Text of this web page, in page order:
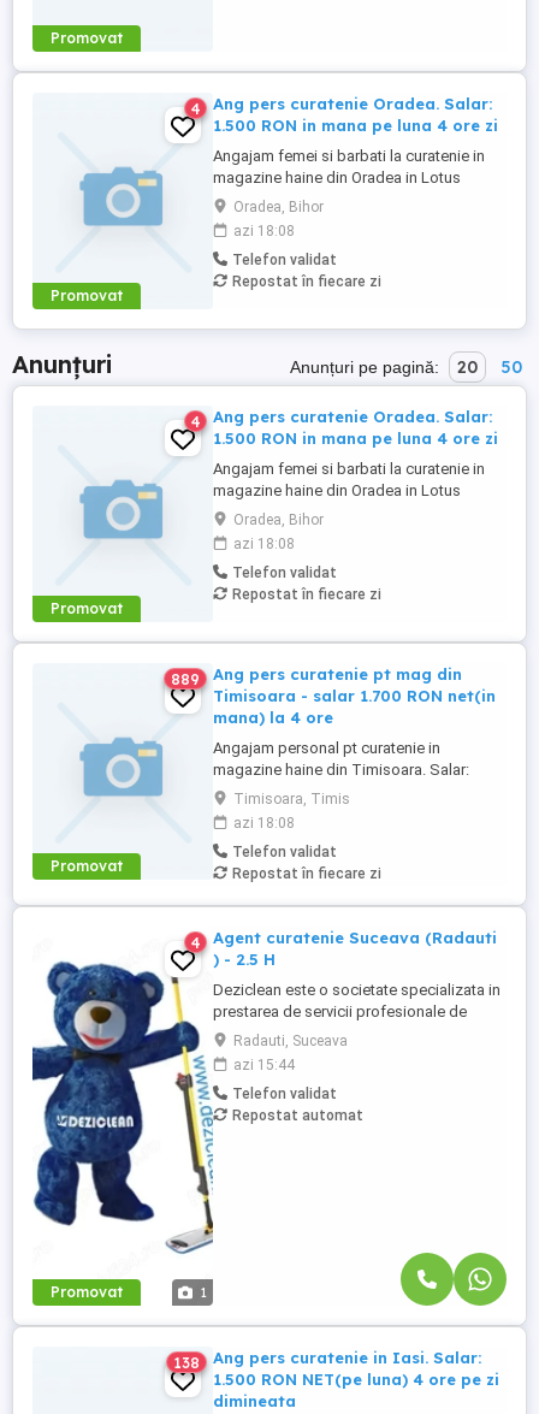
Promovat
Promovat
4
Ang pers curatenie Oradea. Salar:
1.500 RON in mana pe luna 4 ore zi
Angajam femei si barbati la curatenie in
magazine haine din Oradea in Lotus
Mall(cartierul Nufarul). Salar: 1.500 RON
NET(in mana) pe luna. Program lucru 4
ore(intre orele 7-11 dimineata), cu contract
munca. Solicitam si oferim seriozitate.
Informatii doar la telefon.
Oradea, Bihor
azi 18:08
Telefon validat
Repostat în fiecare zi
Anunțuri Anunțuri pe pagină: 20 50
Promovat
4
Ang pers curatenie Oradea. Salar:
1.500 RON in mana pe luna 4 ore zi
Angajam femei si barbati la curatenie in
magazine haine din Oradea in Lotus
Mall(cartierul Nufarul). Salar: 1.500 RON
NET(in mana) pe luna. Program lucru 4
ore(intre orele 7-11 dimineata), cu contract
munca. Solicitam si oferim seriozitate.
Informatii doar la telefon.
Oradea, Bihor
azi 18:08
Telefon validat
Repostat în fiecare zi
Promovat
889
Ang pers curatenie pt mag din
Timisoara - salar 1.700 RON net(in
mana) la 4 ore
Angajam personal pt curatenie in
magazine haine din Timisoara. Salar:
1.700 RON NET(in mana). Program lucru 4
ore(intre orele 7-11 sau 8-12 dimineata)
doar cu contract munca. Pot fi si studenti.
Solicitam si oferim seriozitate. Informatii
DOAR la telefon.
Timisoara, Timis
azi 18:08
Telefon validat
Repostat în fiecare zi
Promovat 1
4
Agent curatenie Suceava (Radauti
) - 2.5 H
Deziclean este o societate specializata in
prestarea de servicii profesionale de
curatenie. Compania noastra asigura
servicii de curatenie in aproape toate
orasele mari din România. Angajam agenti
de curatenie pentru institutii bancare
(persoane pensionare sau care mai
Radauti, Suceava
azi 15:44
Telefon validat
Repostat automat
138
Ang pers curatenie in Iasi. Salar:
1.500 RON NET(pe luna) 4 ore pe zi
dimineata